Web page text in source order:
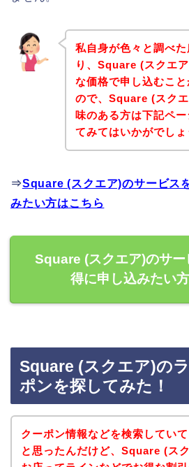
私自身が色々と調べ
り、Square (スクエ
な価格で申し込むこ
ので、Square (スク
味のある方は下記ペ
てみてはいかがでしょ
⇒Square (スクエア)のサービス
みたい方はこちら
Square (スクエア)のサー
得に申し込みたい
Square (スクエア)の
ポンを探してみた！
クーポン情報などを検索してい
と思ったんだけど、Square (ス